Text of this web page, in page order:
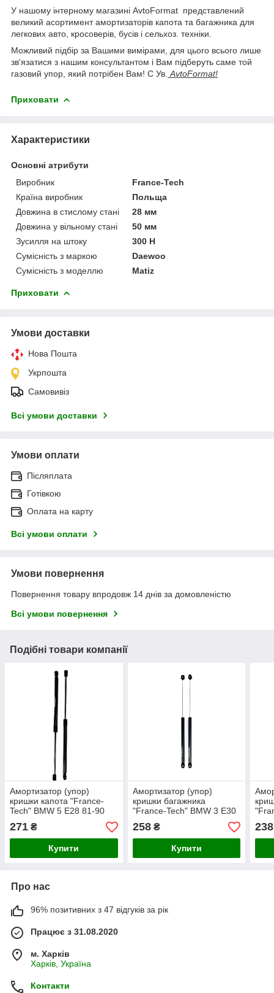
У нашому інтерному магазині AvtoFormat представлений
великий асортимент амортизаторів капота та багажника для
легкових авто, кросоверів, бусів і сельхоз. техніки.
Можливий підбір за Вашими вимірами, для цього всього лише
зв'язатися з нашим консультантом і Вам підберуть саме той
газовий упор, який потрібен Вам! С Ув. AvtoFormat!
Приховати
Характеристики
Основні атрибути
Виробник
France-Tech
Країна виробник
Польща
Довжина в стислому стані
28 мм
Довжина у вільному стані
50 мм
Зусилля на штоку
300 Н
Сумісність з маркою
Daewoo
Сумісність з моделлю
Matiz
Приховати
Умови доставки
Нова Пошта
Укрпошта
Самовивіз
Всі умови доставки
Умови оплати
Післяплата
Готівкою
Оплата на карту
Всі умови оплати
Умови повернення
Повернення товару впродовж 14 днів за домовленістю
Всі умови повернення
Подібні товари компанії
Амортизатор (упор)
кришки капота "France-
Tech" BMW 5 E28 81-90
380N 44 cm
271 ₴
Купити
Амортизатор (упор)
кришки багажника
"France-Tech" BMW 3 E30
cabrio 300N 50cm
258₴
Купити
86-
238
Про нас
96% позитивних з 47 відгуків за рік
Працює з 31.08.2020
м. Харків
Харків, Україна
Контакти